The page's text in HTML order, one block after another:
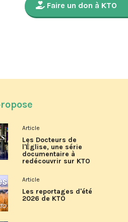
Faire un don à KTO
Article
Les Docteurs de
l'Église, une série
documentaire à
redécouvrir sur KTO
Article
Les reportages d'été
2026 de KTO